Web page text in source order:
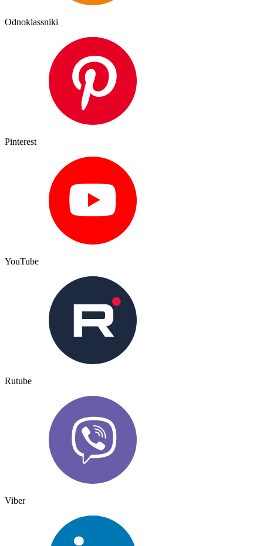
Odnoklassniki
Pinterest
YouTube
Rutube
Viber